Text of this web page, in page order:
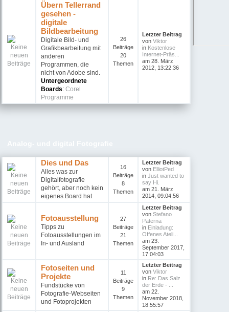
Übern Tellerrand
gesehen -
digitale
Bildbearbeitung
Digitale Bild- und
Grafikbearbeitung mit
anderen
Programmen, die
nicht von Adobe sind.
Untergeordnete
Boards: Corel
Programme
26
Beiträge
20
Themen
Letzter Beitrag
vonViktor
in Kostenlose
Internet-Präs...
am 28. März
2012, 13:22:36
Dies und Das
Alles was zur
Digitalfotografie
gehört, aber noch kein
eigenes Board hat
16
Beiträge
8
Themen
Letzter Beitrag
von ElliotPed
inJust wanted to
say Hi.
am 21. März
2014, 09:04:56
Fotoausstellung
Tipps zu
Fotoausstellungen im
In- und Ausland
27
Beiträge
21
Themen
Letzter Beitrag
vonStefano
Paterna
in Einladung:
Offenes Ateli...
am 23.
September 2017,
17:04:03
Fotoseiten und
Projekte
Fundstücke von
Fotografie-Webseiten
und Fotoprojekten
11
Beiträge
9
Themen
Letzter Beitrag
vonViktor
in Re: Das Salz
der Erde - ...
am 22.
November 2018,
18:55:57